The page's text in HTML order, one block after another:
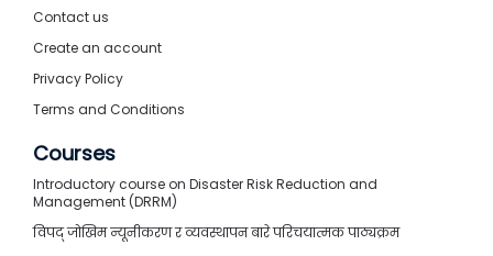
Contact us
Create an account
Privacy Policy
Terms and Conditions
Courses
Introductory course on Disaster Risk Reduction and
Management (DRRM)
विपद् जोखिम न्यूनीकरण र व्यवस्थापन बारे परिचयात्मक पाठ्यक्रम